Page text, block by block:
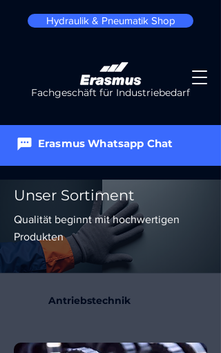
Fachgeschäft für Industriebedarf
Erasmus Whatsapp Chat
Hydraulik & Pneumatik Shop
Unser Sortiment
Qualität beginnt mit hochwertigen
Produkten
Antriebstechnik